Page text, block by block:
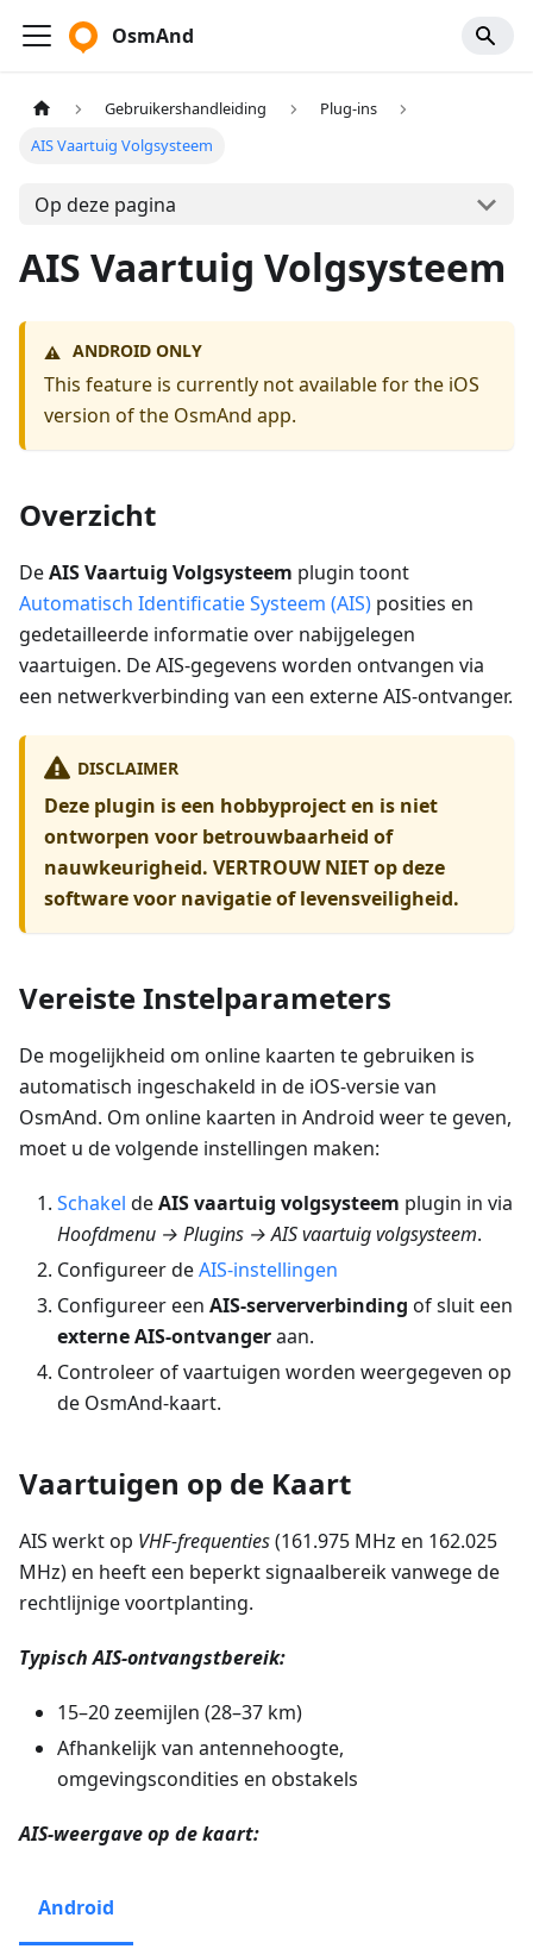
OsmAnd
Gebruikershandleiding
Plug-ins
AIS Vaartuig Volgsysteem
Op deze pagina
AIS Vaartuig Volgsysteem
⚠️ ANDROID ONLY
This feature is currently not available for the iOS
version of the OsmAnd app.
Overzicht
DeAIS Vaartuig Volgsysteem plugin toont
Automatisch Identificatie Systeem (AIS) posities en
gedetailleerde informatie over nabijgelegen
vaartuigen. De AIS-gegevens worden ontvangen via
een netwerkverbinding van een externe AIS-ontvanger.
DISCLAIMER
Deze plugin is een hobbyproject en is niet
ontworpen voor betrouwbaarheid of
nauwkeurigheid. VERTROUW NIET op deze
software voor navigatie of levensveiligheid.
Vereiste Instelparameters
De mogelijkheid om online kaarten te gebruiken is
automatisch ingeschakeld in de iOS-versie van
OsmAnd. Om online kaarten in Android weer te geven,
moet u de volgende instellingen maken:
Schakel deAIS vaartuig volgsysteem plugin in via
Hoofdmenu → Plugins → AIS vaartuig volgsysteem.
Configureer deAIS-instellingen
Configureer een AIS-serververbinding of sluit een
externe AIS-ontvangeraan.
Controleer of vaartuigen worden weergegeven op
de OsmAnd-kaart.
Vaartuigen op de Kaart
AIS werkt op VHF-frequenties(161.975 MHz en 162.025
MHz) en heeft een beperkt signaalbereik vanwege de
rechtlijnige voortplanting.
Typisch AIS-ontvangstbereik:
15–20 zeemijlen (28–37 km)
Afhankelijk van antennehoogte,
omgevingscondities en obstakels
AIS-weergave op de kaart:
Android